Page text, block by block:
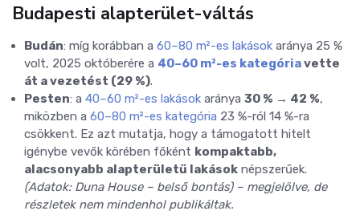
Budapesti alapterület-váltás
Budán: míg korábban a 60–80 m²-es lakások aránya 25 %
volt, 2025 októberére a 40–60 m²-es kategóriavette
át a vezetést (29 %).
Pesten: a 40–60 m²-es lakások aránya 30 % → 42 %,
miközben a 60–80 m²-es kategória 23 %-ról 14 %-ra
csökkent. Ez azt mutatja, hogy a támogatott hitelt
igénybe vevők körében főként kompaktabb,
alacsonyabb alapterületű lakások népszerűek.
(Adatok: Duna House – belső bontás) – megjelölve, de
részletek nem mindenhol publikáltak.